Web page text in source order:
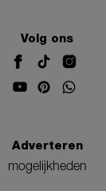
Volg ons
Adverteren
mogelijkheden